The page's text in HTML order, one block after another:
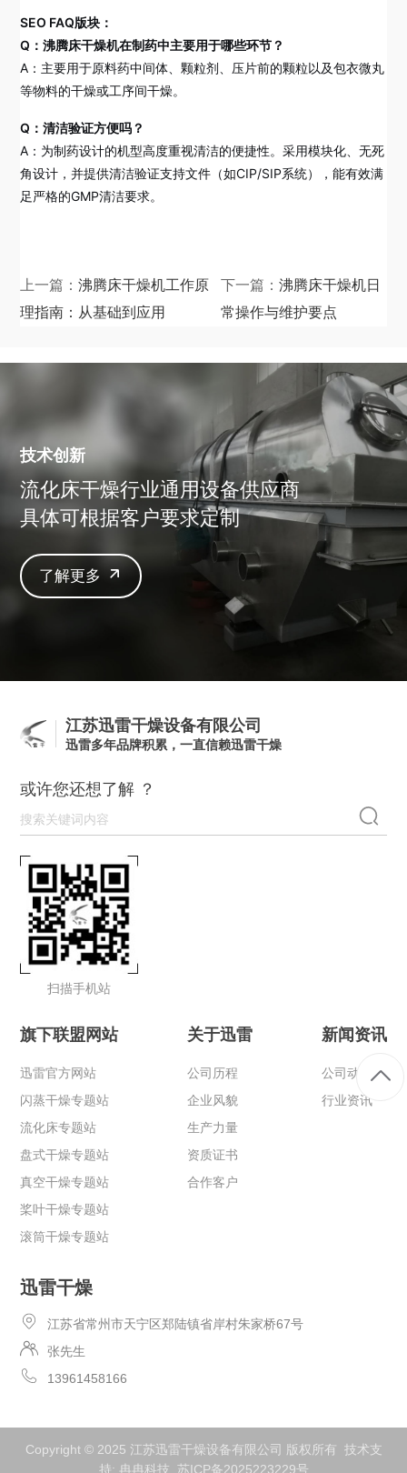
SEO FAQ版块：
Q：沸腾床干燥机在制药中主要用于哪些环节？
A：主要用于原料药中间体、颗粒剂、压片前的颗粒以及包衣微丸
等物料的干燥或工序间干燥。
Q：清洁验证方便吗？
A：为制药设计的机型高度重视清洁的便捷性。采用模块化、无死
角设计，并提供清洁验证支持文件（如CIP/SIP系统），能有效满
足严格的GMP清洁要求。
上一篇：沸腾床干燥机工作原
理指南：从基础到应用
下一篇：沸腾床干燥机日
常操作与维护要点
技术创新
流化床干燥行业通用设备供应商
具体可根据客户要求定制
了解更多
江苏迅雷干燥设备有限公司
迅雷多年品牌积累，一直信赖迅雷干燥
或许您还想了解 ？
扫描手机站
旗下联盟网站
迅雷官方网站
闪蒸干燥专题站
流化床专题站
盘式干燥专题站
真空干燥专题站
桨叶干燥专题站
滚筒干燥专题站
关于迅雷
公司历程
企业风貌
生产力量
资质证书
合作客户
新闻资讯
公司动态
行业资讯
迅雷干燥
江苏省常州市天宁区郑陆镇省岸村朱家桥67号
张先生
13961458166
Copyright © 2025 江苏迅雷干燥设备有限公司 版权所有 技术支
持: 冉冉科技 苏ICP备2025223229号